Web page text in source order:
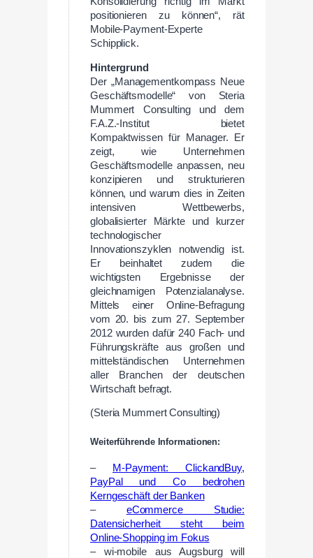
positionieren zu können“, rät
Mobile-Payment-Experte
Schipplick.
Hintergrund
Der „Managementkompass Neue
Geschäftsmodelle“ von Steria
Mummert Consulting und dem
F.A.Z.-Institut bietet
Kompaktwissen für Manager. Er
zeigt, wie Unternehmen
Geschäftsmodelle anpassen, neu
konzipieren und strukturieren
können, und warum dies in Zeiten
intensiven Wettbewerbs,
globalisierter Märkte und kurzer
technologischer
Innovationszyklen notwendig ist.
Er beinhaltet zudem die
wichtigsten Ergebnisse der
gleichnamigen Potenzialanalyse.
Mittels einer Online-Befragung
vom 20. bis zum 27. September
2012 wurden dafür 240 Fach- und
Führungskräfte aus großen und
mittelständischen Unternehmen
aller Branchen der deutschen
Wirtschaft befragt.
(Steria Mummert Consulting)
Weiterführende Informationen:
–
M-Payment: ClickandBuy,
PayPal und Co bedrohen
Kerngeschäft der Banken
– eCommerce Studie:
Datensicherheit steht beim
Online-Shopping im Fokus
– wi-mobile aus Augsburg will